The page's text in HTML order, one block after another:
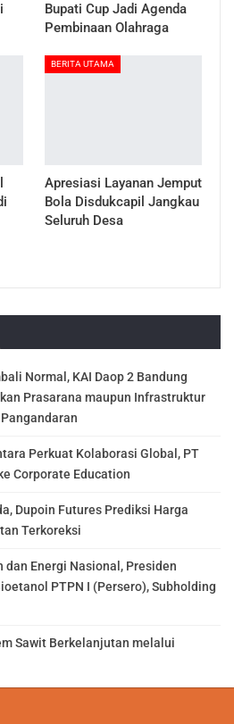
Bupati Cup Jadi Agenda
Pembinaan Olahraga
BERITA UTAMA
Apresiasi Layanan Jemput
Bola Disdukcapil Jangkau
Seluruh Desa
Normal, KAI Daop 2 Bandung
Prasarana maupun Infrastruktur
Perkuat Kolaborasi Global, PT
Corporate Education
Dupoin Futures Prediksi Harga
Terkoreksi
dan Energi Nasional, Presiden
PTPN I (Persero), Subholding
Sawit Berkelanjutan melalui